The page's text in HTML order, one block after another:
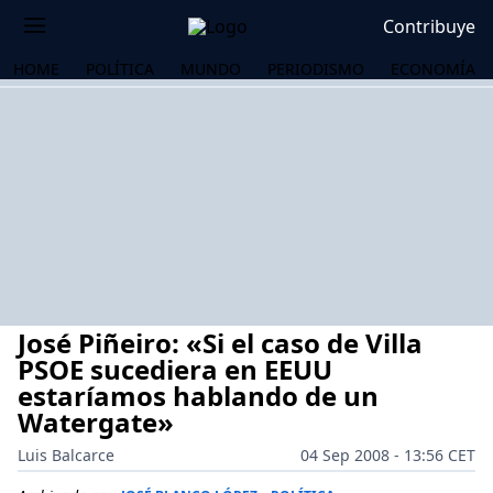
Contribuye
HOME POLÍTICA MUNDO PERIODISMO ECONOMÍA
José Piñeiro: «Si el caso de Villa
PSOE sucediera en EEUU
estaríamos hablando de un
Watergate»
Luis Balcarce
04 Sep 2008 - 13:56 CET